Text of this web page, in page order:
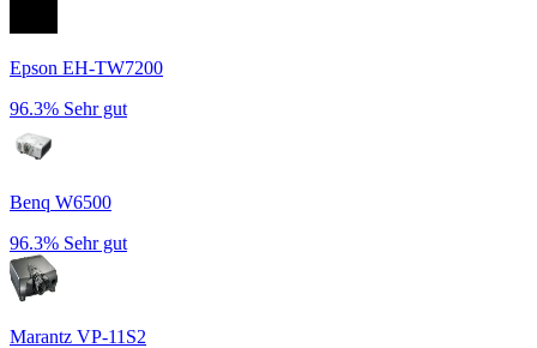
Epson EH-TW7200
96.3% Sehr gut
Benq W6500
96.3% Sehr gut
Marantz VP-11S2